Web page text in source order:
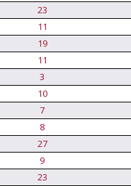
23
11
19
11
3
10
7
8
27
9
23